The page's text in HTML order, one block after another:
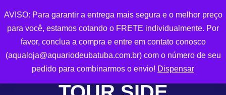
0
AVISO: Para garantir a entrega mais segura e o melhor preço
para você, estamos cotando o FRETE individualmente. Por
favor, conclua a compra e entre em contato conosco
(aqualoja@aquariodeubatuba.com.br) com o número de seu
pedido para combinarmos o envio! Dispensar